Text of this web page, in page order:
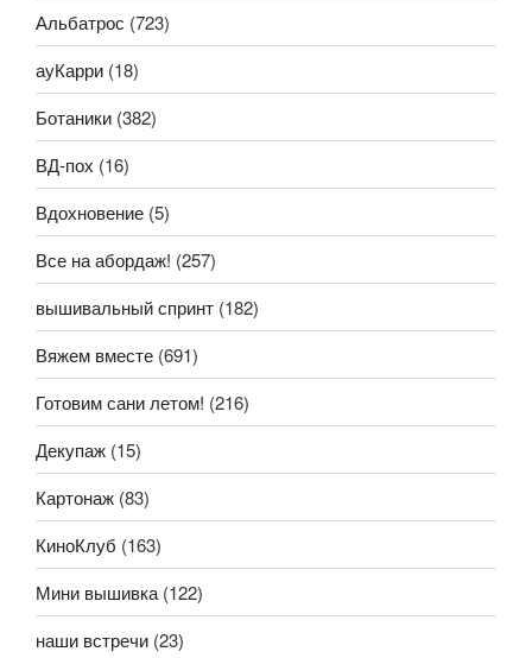
Альбатрос (723)
ауКарри (18)
Ботаники (382)
ВД-пох (16)
Вдохновение (5)
Все на абордаж! (257)
вышивальный спринт (182)
Вяжем вместе (691)
Готовим сани летом! (216)
Декупаж (15)
Картонаж (83)
КиноКлуб (163)
Мини вышивка (122)
наши встречи (23)